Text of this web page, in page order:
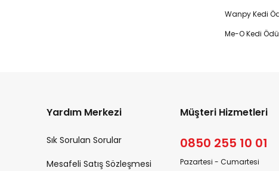
Wanpy Kedi
Me-O Kedi
Yardım Merkezi
Sık Sorulan Sorular
Mesafeli Satış Sözleşmesi
Müşteri Hizmetleri
0850 255 10 01
Pazartesi - Cumartesi